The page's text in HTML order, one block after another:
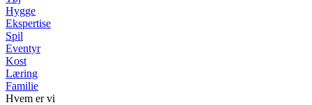
Hygge
Ekspertise
Spil
Eventyr
Kost
Læring
Familie
Hvem er vi